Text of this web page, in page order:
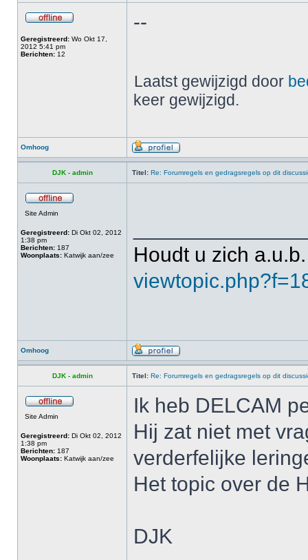
Geregistreerd: Wo Okt 17,
2012 5:41 pm
Berichten: 12
--
Laatst gewijzigd door
keer gewijzigd.
Omhoog
DJK - admin Titel: Re: Forumregels en gedragsregels op dit
Site Admin
Geregistreerd: Di Okt 02, 2012
1:38 pm
Berichten: 187
Woonplaats: Katwijk aan/zee
Houdt u zich
Omhoog
DJK - admin Titel: Re: Forumregels en gedragsregels op dit
Site Admin
Geregistreerd: Di Okt 02, 2012
1:38 pm
Berichten: 187
Woonplaats: Katwijk aan/zee
Ik heb DELCAM
Hij zat niet met
verderfelijke
Het topic over de
DJK